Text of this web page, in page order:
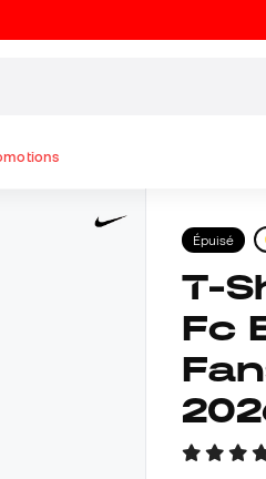
Épuisé
T-Shirt Nike Femme
Fc